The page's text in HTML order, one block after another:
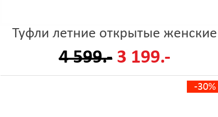
Туфли летние открытые женские
4 599.- 3 199.-
-30%